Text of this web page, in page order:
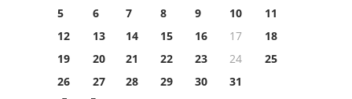
5
6 7 8 9 10
11
12
13 14 15 16 17
18
19
20 21 22 23 24
25
26
27 28 29 30
31